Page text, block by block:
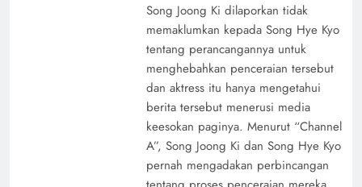
Song Joong Ki dilaporkan tidak
memaklumkan kepada Song Hye Kyo
tentang perancangannya untuk
menghebahkan penceraian tersebut
dan aktress itu hanya mengetahui
berita tersebut menerusi media
keesokan paginya. Menurut “Channel
A”, Song Joong Ki dan Song Hye Kyo
pernah mengadakan perbincangan